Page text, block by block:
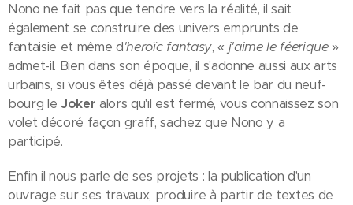
Nono ne fait pas que tendre vers la réalité, il sait
également se construire des univers emprunts de
fantaisie et même d'heroïc fantasy, « j'aime le féerique»
admet-il. Bien dans son époque, il s'adonne aussi aux arts
urbains, si vous êtes déjà passé devant le bar du neuf-
bourg le Joker alors qu'il est fermé, vous connaissez son
volet décoré façon graff, sachez que Nono y a
participé.
Enfin il nous parle de ses projets : la publication d'un
ouvrage sur ses travaux, produire à partir de textes de